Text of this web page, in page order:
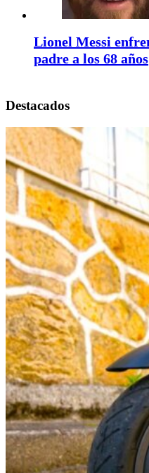
Lionel Messi
padre a los 68 años
Destacados